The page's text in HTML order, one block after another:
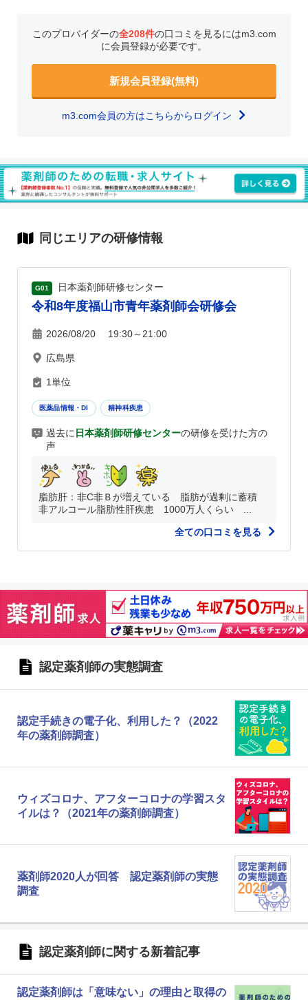
このプロバイダーの全208件の口コミを見るにはm3.com
に会員登録が必要です。
新規会員登録(無料)
m3.com会員の方はこちらからログイン
同じエリアの研修情報
G01 日本薬剤師研修センター
令和8年度福山市青年薬剤師会研修会
2026/08/20 19:30～21:00
広島県
1単位
医薬品情報・DI 精神科疾患
過去に 日本薬剤師研修センターの研修を受けた方の
声
脂肪肝：非C非Ｂが増えている 脂肪が過剰に蓄積
非アルコール脂肪性肝疾患 1000万人くらい ...
全ての口コミを見る
認定薬剤師の実態調査
認定手続きの電子化、利用した？（2022
年の薬剤師調査）
ウィズコロナ、アフターコロナの学習スタ
イルは？（2021年の薬剤師調査）
薬剤師2020人が回答 認定薬剤師の実態
調査
認定薬剤師に関する新着記事
認定薬剤師は「意味ない」の理由と取得の